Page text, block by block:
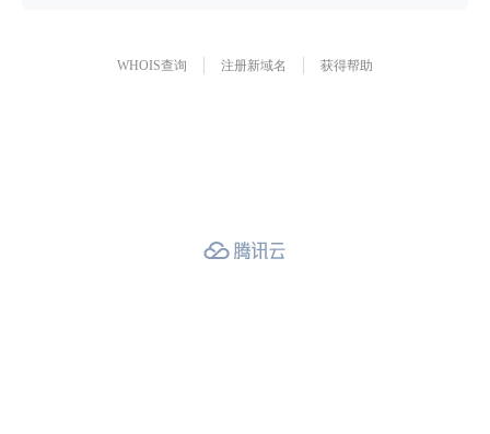
WHOIS查询 注册新域名 获得帮助